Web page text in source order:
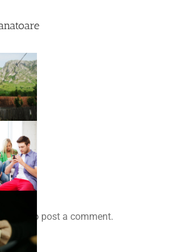
in to post a comment.